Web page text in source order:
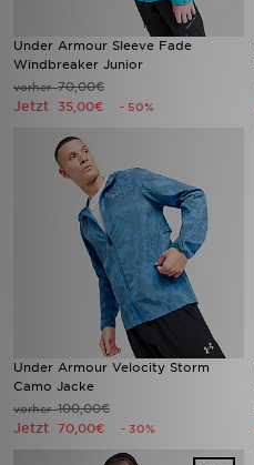
Under Armour Sleeve Fade
Windbreaker Junior
vorher70,00€
Jetzt 35,00€ - 50%
Under Armour Velocity Storm
Camo Jacke
vorher100,00€
Jetzt 70,00€ - 30%